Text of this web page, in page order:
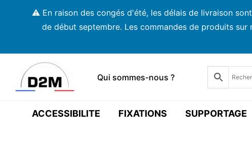
⚠️ En raison des congés d'été, les délais de livraison
de début septembre. Les commandes de produits
Qui sommes-nous ?
ACCESSIBILITE FIXATIONS SUPPORTAGE